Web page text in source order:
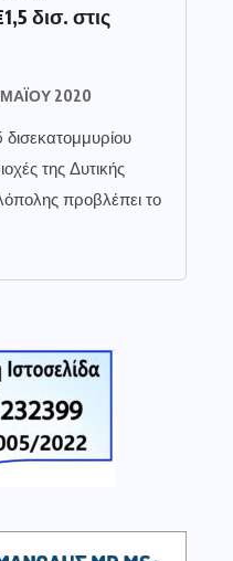
δισ. στις
ΜΑΪ́ΟΥ 2020
δισεκατομμυρίου
της Δυτικής
προβλέπει το